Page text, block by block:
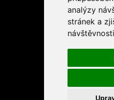
analýzy
stránek a